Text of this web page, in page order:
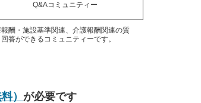
Q&Aコミュニティー
酬・施設基準関連、介護報酬関連の質
答ができるコミュニティーです。
） が必要です